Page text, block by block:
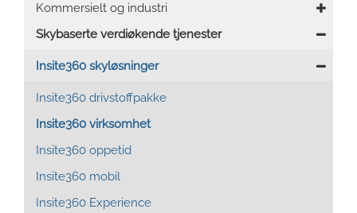
Kommersielt og industri
Skybaserte verdiøkende tjenester
Insite360 skyløsninger
Insite360 drivstoffpakke
Insite360 virksomhet
Insite360 oppetid
Insite360 mobil
Insite360 Experience